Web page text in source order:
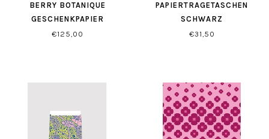
BERRY BOTANIQUE
GESCHENKPAPIER
€125,00
PAPIERTRAGETASCHEN
SCHWARZ
€31,50